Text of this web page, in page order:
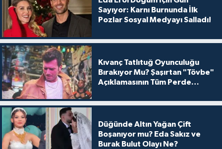
Sayıyor: Karnı Burnunda İlk
Pozlar Sosyal Medyayı Salladı!
Kıvanç Tatlıtuğ Oyunculuğu
Bırakıyor Mu? Şaşırtan "Tövbe"
Açıklamasının Tüm Perde
Düğünde Altın Yağan Çift
Boşanıyor mu? Eda Sakız ve
Burak Bulut Olayı Ne?